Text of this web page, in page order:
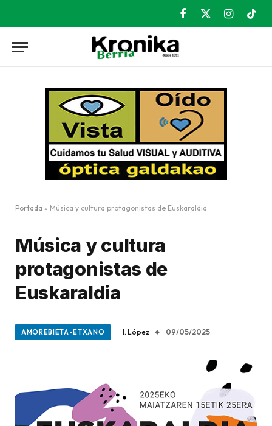
Facebook
X
Instagram
Portada » Música y cultura protagonistas de Euskaraldia
Música y cultura
protagonistas de
Euskaraldia
AMOREBIETA-ETXANO I. López 09/05/2025